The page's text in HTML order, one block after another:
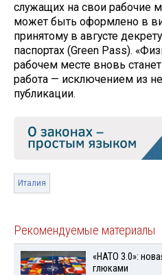
служащих на свои рабочие
может быть оформлено в
принятому в августе
паспортах (Green Pass).
рабочем месте вновь
работа — исключением из
публикации.
Италия
Рекомендуемые материалы
«НАТО 3.0»:
глюками